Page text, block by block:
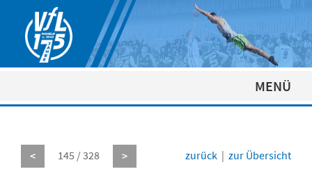
MENÜ
< 145 / 328 > zurück | zur Übersicht